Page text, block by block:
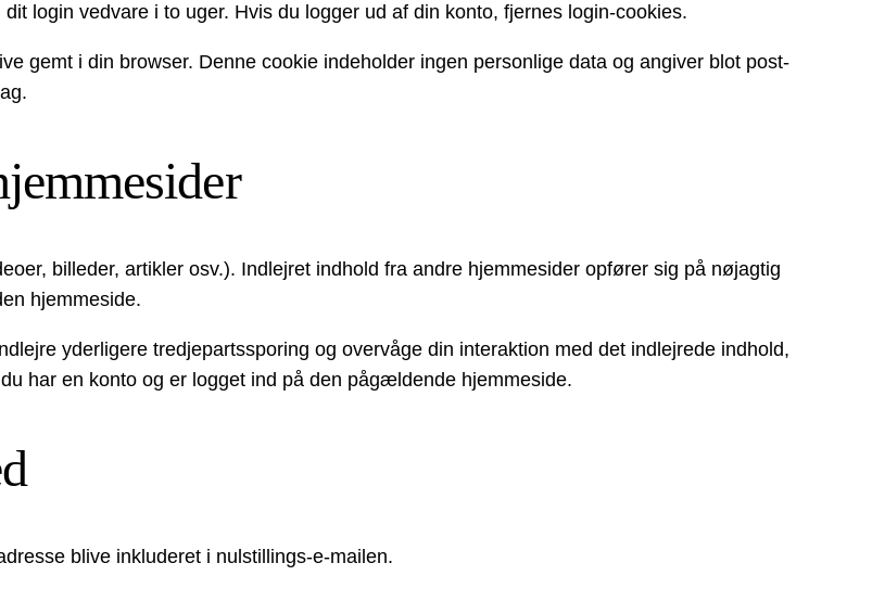
login vedvare i to uger. Hvis du logger ud af din konto, fjernes login-cookies.
gemt i din browser. Denne cookie indeholder ingen personlige data og angiver blot post-
billeder, artikler osv.). Indlejret indhold fra andre hjemmesider opfører sig på nøjagtig
hjemmeside.
yderligere tredjepartssporing og overvåge din interaktion med det indlejrede indhold,
har en konto og er logget ind på den pågældende hjemmeside.
blive inkluderet i nulstillings-e-mailen.